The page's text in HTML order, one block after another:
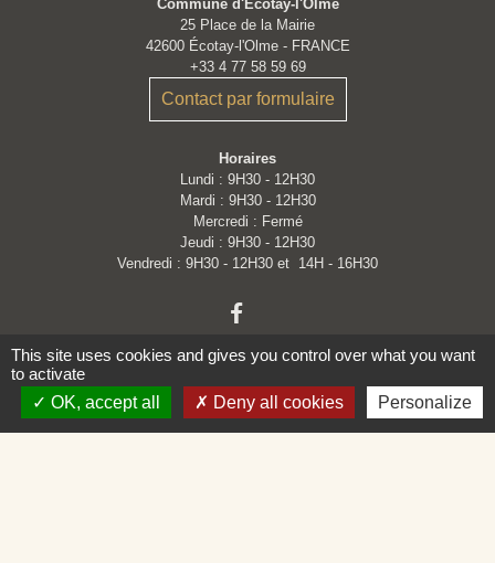
Commune d'Écotay-l'Olme
25 Place de la Mairie
42600 Écotay-l'Olme - FRANCE
+33 4 77 58 59 69
Contact par formulaire
Horaires
Lundi : 9H30 - 12H30
Mardi : 9H30 - 12H30
Mercredi : Fermé
Jeudi : 9H30 - 12H30
Vendredi : 9H30 - 12H30 et 14H - 16H30
This site uses cookies and gives you control over what you want
to activate
OK, accept all
Deny all cookies Personalize